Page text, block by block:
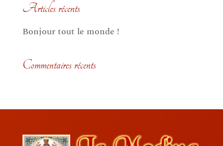
Articles récents
Bonjour tout le monde !
Commentaires récents